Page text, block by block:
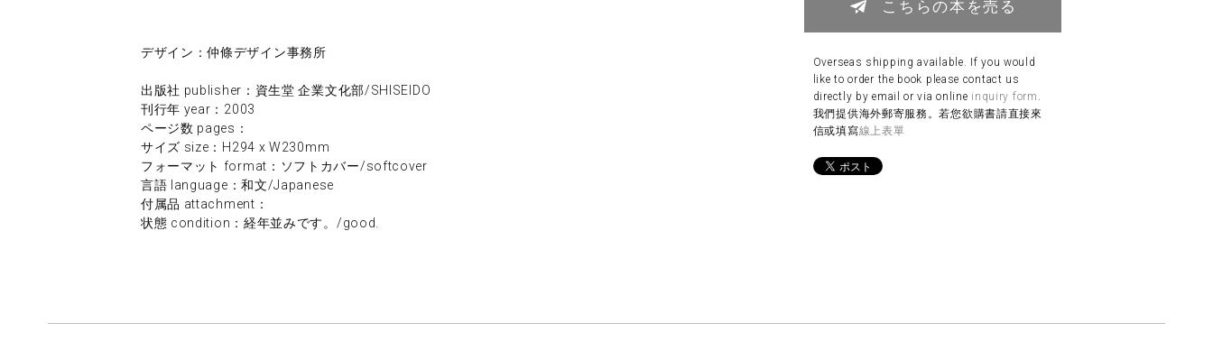
デザイン：仲條デザイン事務所
出版社 publisher：資生堂 企業文化部/SHISEIDO
刊行年 year：2003
ページ数 pages：
サイズ size：H294 x W230mm
フォーマット format：ソフトカバー/softcover
言語 language：和文/Japanese
付属品 attachment：
状態 condition：経年並みです。/good.
こちらの本を売る
Overseas shipping available. If you would
like to order the book please contact us
directly by email or via online inquiry form .
我們提供海外郵寄服務。若您欲購書請直接來
信或填寫線上表單